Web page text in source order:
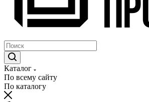
Каталог
По всему сайту
По каталогу